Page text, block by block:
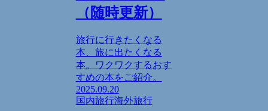
（随時更新）
旅行に行きたくなる
本、旅に出たくなる
本。ワクワクするおす
すめの本をご紹介。
2025.09.20
国内旅行海外旅行